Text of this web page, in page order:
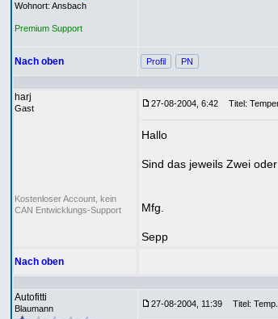
Wohnort: Ansbach
Premium Support
Nach oben Profil PN
harj
Gast
Kostenloser Account, kein
CAN Entwicklungs-Support
27-08-2004, 6:42 Titel:
Hallo
Sind das jeweils Zwei
Mfg.
Sepp
Nach oben
Autofitti
Blaumann 27-08-2004, 11:39 Titel: